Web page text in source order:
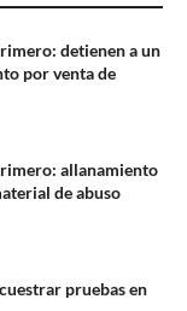
detienen a un
por venta de
allanamiento
de abuso
pruebas en